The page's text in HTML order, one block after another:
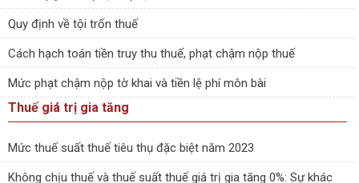
Quy định về tội trốn thuế
Cách hạch toán tiền truy thu thuế, phạt chậm nộp thuế
Mức phạt chậm nộp tờ khai và tiền lệ phí môn bài
Thuế giá trị gia tăng
Mức thuế suất thuế tiêu thụ đặc biệt năm 2023
Không chịu thuế và thuế suất thuế giá trị gia tăng 0%: Sự khác